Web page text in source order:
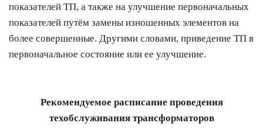
показателей ТП, а также на улучшение первоначальных
показателей путём замены изношенных элементов на
более совершенные. Другими словами, приведение ТП в
первоначальное состояние или ее улучшение.
Рекомендуемое расписание проведения
техобслуживания трансформаторов